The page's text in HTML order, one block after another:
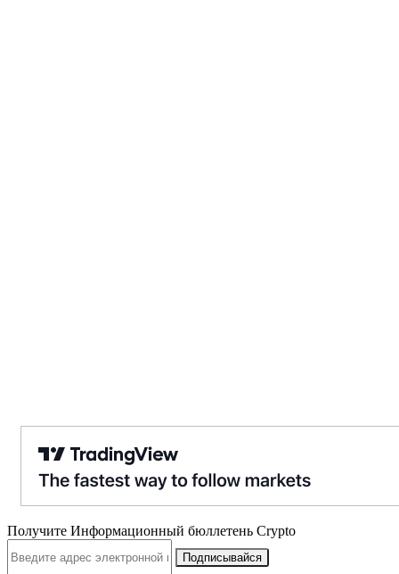
Получите Информационный бюллетень Crypto
Подписывайся